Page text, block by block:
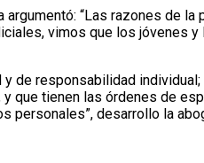
“Las razones de
vimos que los jóvenes
de responsabilidad
tienen las órdenes de
personales”, desarrollo la